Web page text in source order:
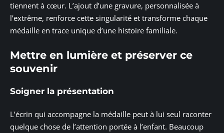
tiennent à cœur. L’ajout d’une gravure, personnalisée à
l’extrême, renforce cette singularité et transforme chaque
médaille en trace unique d’une histoire familiale.
Mettre en lumière et préserver ce
souvenir
Soigner la présentation
L’écrin qui accompagne la médaille peut à lui seul raconter
quelque chose de l’attention portée à l’enfant. Beaucoup